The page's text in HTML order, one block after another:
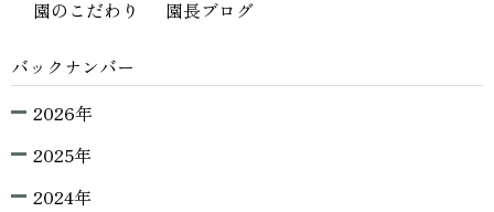
園のこだわり
園長ブログ
バックナンバー
2026年
2025年
2024年